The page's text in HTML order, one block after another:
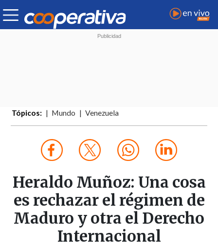
Tópicos: Mundo Venezuela
Heraldo Muñoz: Una cosa
es rechazar el régimen de
Maduro y otra el Derecho
Internacional